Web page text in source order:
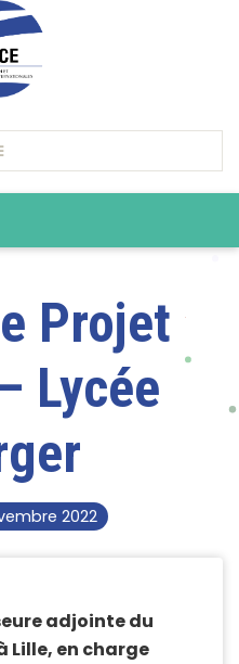
Projet
Lycée
2022
adjointe du
Lille, en charge